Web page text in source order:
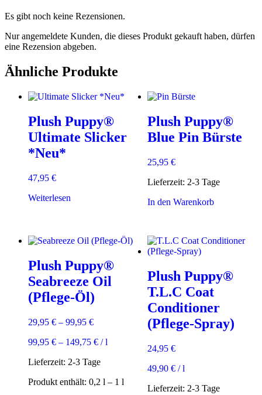
Es gibt noch keine Rezensionen.
Nur angemeldete Kunden, die dieses Produkt gekauft haben, dürfen
eine Rezension abgeben.
Ähnliche Produkte
Plush Puppy®
Ultimate Slicker
*Neu*
47,95 €
Weiterlesen
Plush Puppy®
Blue Pin Bürste
25,95 €
Lieferzeit: 2-3 Tage
In den Warenkorb
Plush Puppy®
Seabreeze Oil
(Pflege-Öl)
29,95 € – 99,95 €
99,95 € – 149,75 € /l
Lieferzeit: 2-3 Tage
Produkt enthält: 0,2 l – 1 l
Plush Puppy®
T.L.C Coat
Conditioner
(Pflege-Spray)
24,95 €
49,90 €/l
Lieferzeit: 2-3 Tage